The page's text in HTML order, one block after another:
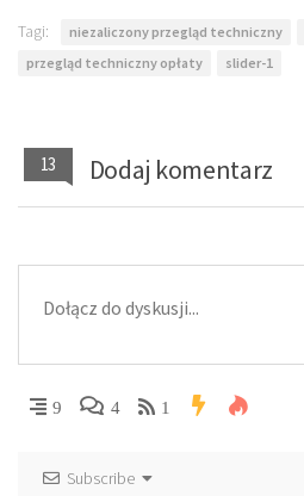
Tagi: niezaliczony przegląd techniczny
przegląd techniczny opłaty
slider-1
13 Dodaj komentarz
9 4 1
Subscribe